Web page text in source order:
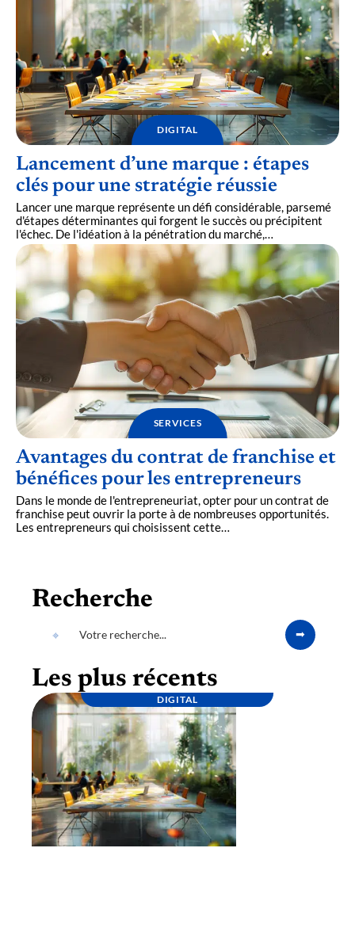
DIGITAL
Lancement d’une marque : étapes
clés pour une stratégie réussie
Lancer une marque représente un défi considérable, parsemé
d'étapes déterminantes qui forgent le succès ou précipitent
l'échec. De l'idéation à la pénétration du marché,…
SERVICES
Avantages du contrat de franchise et
bénéfices pour les entrepreneurs
Dans le monde de l'entrepreneuriat, opter pour un contrat de
franchise peut ouvrir la porte à de nombreuses opportunités.
Les entrepreneurs qui choisissent cette
Recherche
Les plus récents
DIGITAL